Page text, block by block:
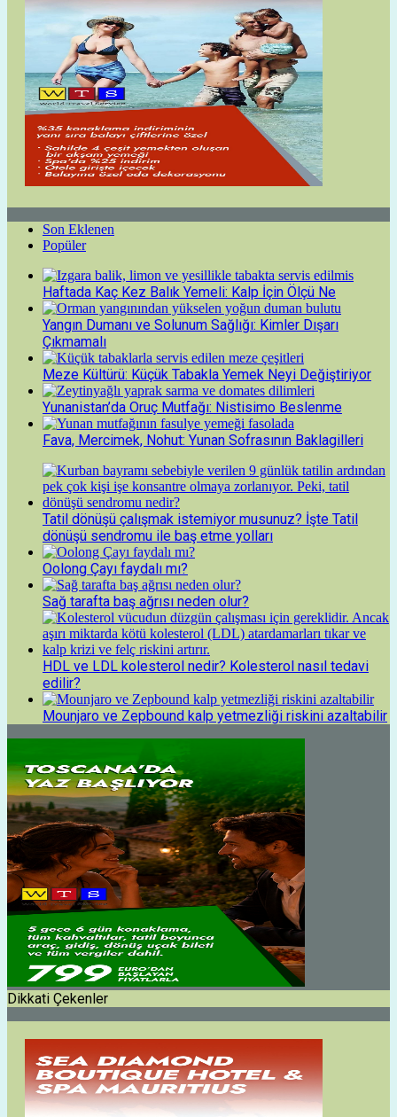
Son Eklenen
Popüler
Haftada Kaç Kez Balık Yemeli: Kalp İçin Ölçü Ne
Yangın Dumanı ve Solunum Sağlığı: Kimler Dışarı
Çıkmamalı
Meze Kültürü: Küçük Tabakla Yemek Neyi Değiştiriyor
Yunanistan’da Oruç Mutfağı: Nistisimo Beslenme
Fava, Mercimek, Nohut: Yunan Sofrasının Baklagilleri
Tatil dönüşü çalışmak istemiyor musunuz? İşte Tatil
dönüşü sendromu ile baş etme yolları
Oolong Çayı faydalı mı?
Sağ tarafta baş ağrısı neden olur?
HDL ve LDL kolesterol nedir? Kolesterol nasıl tedavi
edilir?
Mounjaro ve Zepbound kalp yetmezliği riskini azaltabilir
Dikkati Çekenler